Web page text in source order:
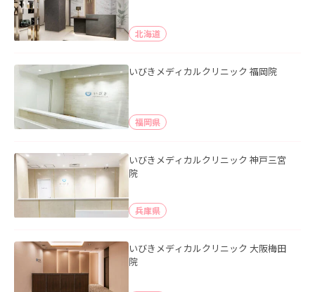
北海道
いびきメディカルクリニック 福岡院
福岡県
いびきメディカルクリニック 神戸三宮
院
兵庫県
いびきメディカルクリニック 大阪梅田
院